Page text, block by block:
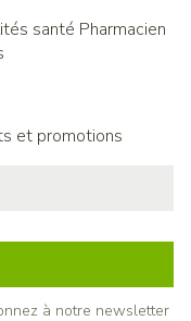
santé Pharmacien
et promotions
à notre newsletter